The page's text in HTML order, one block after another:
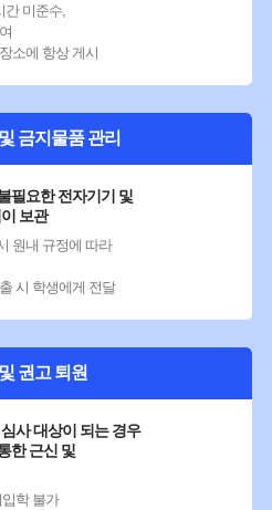
미준수,
소에 항상 게시
금지물품 관리
필요한 전자기기 및
보관
원내 규정에 따라
시 학생에게 전달
권고 퇴원
사 대상이 되는 경우
한 근신 및
학 불가